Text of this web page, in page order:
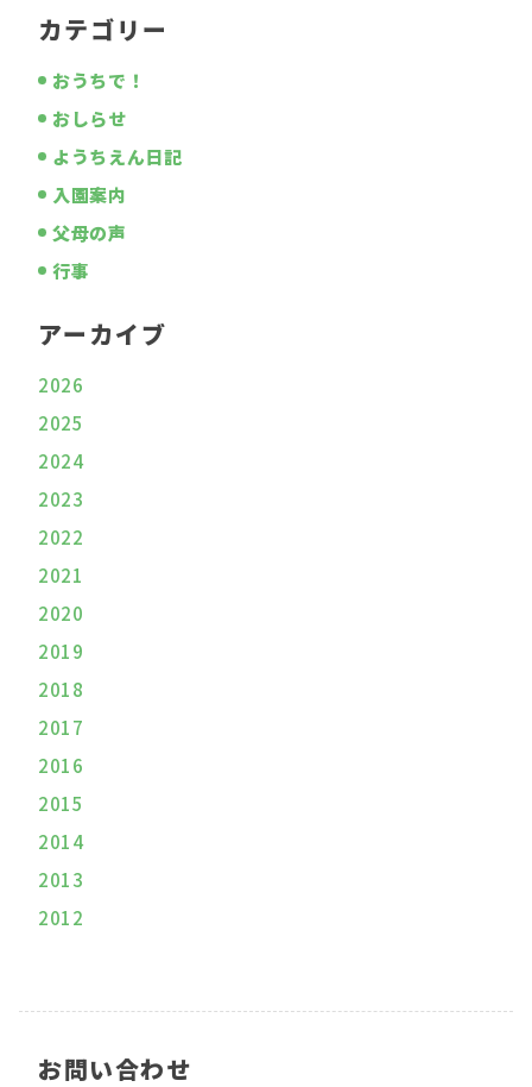
カテゴリー
おうちで！
おしらせ
ようちえん日記
入園案内
父母の声
行事
アーカイブ
2026
2025
2024
2023
2022
2021
2020
2019
2018
2017
2016
2015
2014
2013
2012
お問い合わせ